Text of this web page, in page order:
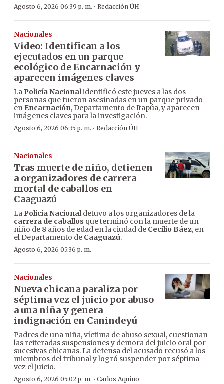
Agosto 6, 2026 06:39 p. m. · Redacción ÚH
Nacionales
Video: Identifican a los
ejecutados en un parque
ecológico de Encarnación y
aparecen imágenes claves
La Policía Nacionalidentificó este jueves a las dos
personas que fueron asesinadas en un parque privado
en Encarnación, Departamento de Itapúa, y aparecen
imágenes claves para la investigación.
Agosto 6, 2026 06:35 p. m. · Redacción ÚH
Nacionales
Tras muerte de niño, detienen
a organizadores de carrera
mortal de caballos en
Caaguazú
La Policía Nacionaldetuvo a los organizadores de la
carrera de caballos que terminó con la muerte de un
niño de 8 años de edad en la ciudad de Cecilio Báez, en
el Departamento de Caaguazú.
Agosto 6, 2026 05:36 p. m.
Nacionales
Nueva chicana paraliza por
séptima vez el juicio por abuso
a una niña y genera
indignación en Canindeyú
Padres de una niña, víctima de abuso sexual, cuestionan
las reiteradas suspensiones y demora del juicio oral por
sucesivas chicanas. La defensa del acusado recusó a los
miembros del tribunal y logró suspender por séptima
vez el juicio.
Agosto 6, 2026 05:02 p. m. · Carlos Aquino